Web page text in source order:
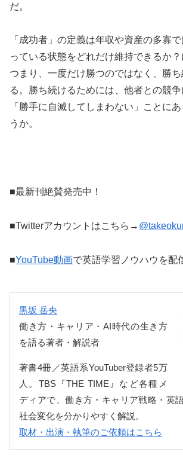
だ。
「成功者」の定義は年収や資産の多寡
っている状態をどれだけ維持できるか？
つまり、一度だけ勝つのではなく、勝
る。勝ち続けるためには、他者との競
「勝手に自滅してしまわない」ことに
うか。
■最新刊絶賛発売中！
■Twitterアカウントはこちら→
■YouTube動画で英語学習ノウハウを配
黒坂 岳央
働き方・キャリア・AI時代の生き方
を語る著者・解説者
著書4冊／英語系YouTuber登録者5万
人。TBS『THE TIME』など各種メ
ディアで、働き方・キャリア戦略・英
社会変化を分かりやすく解説。
取材・出演・執筆のご依頼はこちら